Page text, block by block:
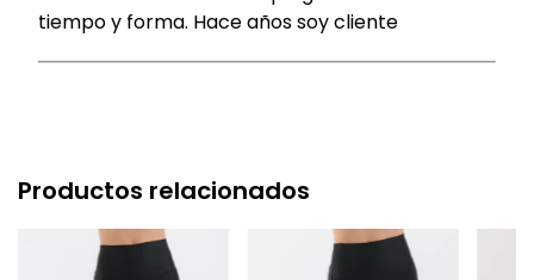
tiempo y forma. Hace años soy cliente
Productos relacionados